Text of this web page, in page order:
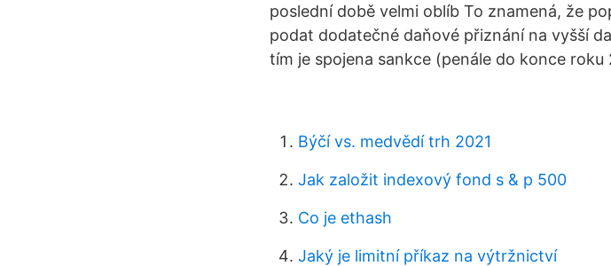
poslední době velmi oblíb To znamená, že
podat dodatečné daňové přiznání na vyšší
tím je spojena sankce (penále do konce
Býčí vs. medvědí trh 2021
Jak založit indexový fond s & p 500
Co je ethash
Jaký je limitní příkaz na výtržnictví